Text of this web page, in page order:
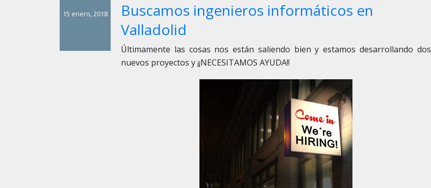
15 enero, 2018
Buscamos ingenieros informáticos en
Valladolid
Últimamente las cosas nos están saliendo bien y estamos desarrollando dos
nuevos proyectos y ¡¡NECESITAMOS AYUDA!!